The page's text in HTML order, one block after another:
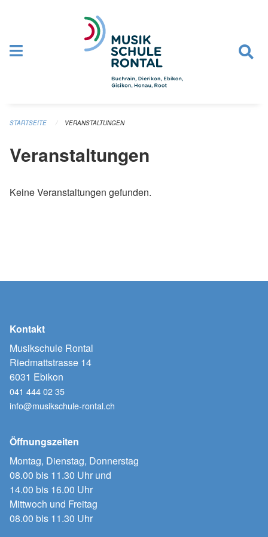
STARTSEITE VERANSTALTUNGEN
Veranstaltungen
Keine Veranstaltungen gefunden.
Kontakt
Musikschule Rontal
Riedmattstrasse 14
6031 Ebikon
041 444 02 35
info@musikschule-rontal.ch
Öffnungszeiten
Montag, Dienstag, Donnerstag
08.00 bis 11.30 Uhr und
14.00 bis 16.00 Uhr
Mittwoch und Freitag
08.00 bis 11.30 Uhr